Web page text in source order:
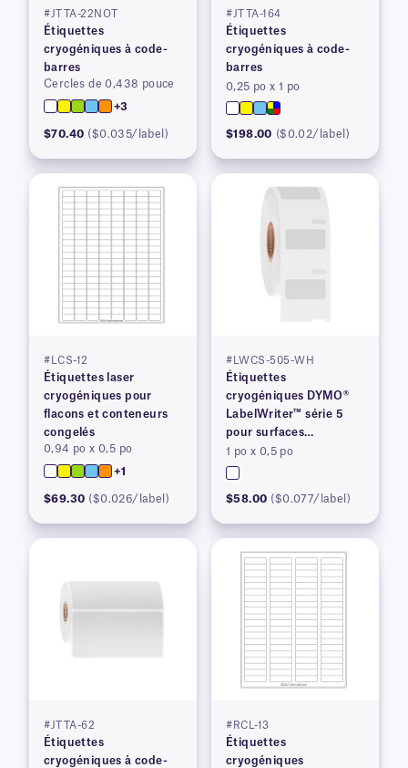
#JTTA-22NOT
Étiquettes
cryogéniques à code-
barres
Cercles de 0,438 pouce
+3
$70.40 ($0.035/label)
#JTTA-164
Étiquettes
cryogéniques à code-
barres
0,25 po x 1 po
$198.00 ($0.02/label)
#LCS-12
Étiquettes laser
cryogéniques pour
flacons et conteneurs
congelés
0,94 po x 0,5 po
+1
$69.30 ($0.026/label)
#LWCS-505-WH
Étiquettes
cryogéniques DYMO®
LabelWriter™ série 5
pour surfaces
congelées
1 po x 0,5 po
$58.00 ($0.077/label)
#JTTA-62
Étiquettes
cryogéniques à code-
#RCL-13
Étiquettes
cryogéniques